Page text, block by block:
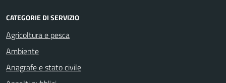
CATEGORIE DI SERVIZIO
Agricoltura e pesca
Ambiente
Anagrafe e stato civile